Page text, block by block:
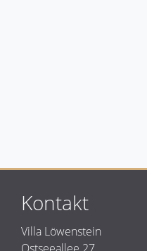
Kontakt
Villa Löwenstein